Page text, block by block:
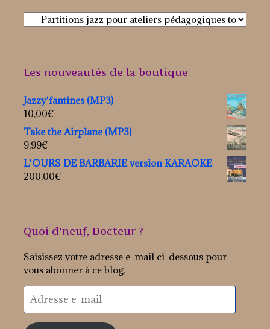
Les nouveautés de la boutique
Jazzy'fantines (MP3)
10,00€
Take the Airplane (MP3)
9,99€
L'OURS DE BARBARIE version KARAOKE
200,00€
Quoi d'neuf, Docteur ?
Saisissez votre adresse e-mail ci-dessous pour
vous abonner à ce blog.
Adresse
e-